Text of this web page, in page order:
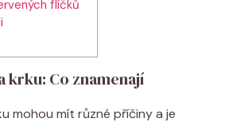
flíčků
krku: Co znamenají
mohou mít různé příčiny a je